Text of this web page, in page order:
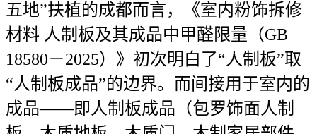
五地”扶植的成都而言，《室内粉饰拆修
材料 人制板及其成品中甲醛限量（GB
18580－2025）》初次明白了“人制板”取
“人制板成品”的边界。而间接用于室内的
成品——即人制板成品（包罗饰面人制